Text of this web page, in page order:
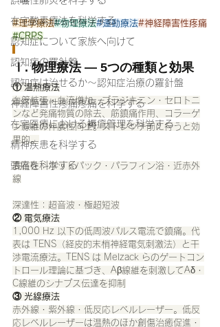
在宅酸素療法を科学する
認知症について家族へ向けて
認知症の羅針盤
認知症は治せるか～認知症治療の羅針盤
神経障害性疼痛疼痛を科学する
在宅医療における褥瘡管理を科学する
精神疾患を科学する
頭痛を科学する
#理学療法#物理療法#運動療法#神経障害性疼痛
#CRPS
Ⅰ. 物理療法 — 5つの種類と効果
① 温熱療法
血管拡張・血流増加、ブラジキニン・セロトニ
ンなど発痛物質の除去、筋鎮痛作用、コラーゲ
ン線維の伸展性向上。ストレッチ前に行うと効
果的。
表在性：ホットパック・パラフィン浴・近赤外
線
深達性：超音波・極超短波
② 電気療法
1,000 Hz 以下の低周波パルス電流で鎮痛。代
表は TENS（経皮的末梢神経電気刺激法）と干
渉電流療法。TENS は Melzack らのゲートコン
トロール理論に基づき、Aβ線維を刺激してAδ・
C線維のシナプス伝達を抑制
③ 光線療法
赤外線・紫外線・低反応レベルレーザー。低反
応レベルレーザーは温熱のほか創傷治癒促進・